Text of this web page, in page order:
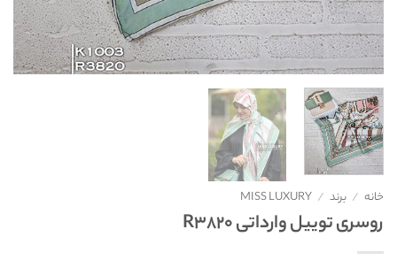
خانه / برند /
MISS LUXURY
روسری توییل وارداتی R3820